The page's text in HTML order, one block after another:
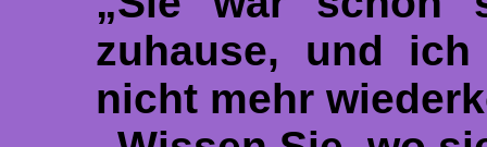
zuhause, und
nicht mehr